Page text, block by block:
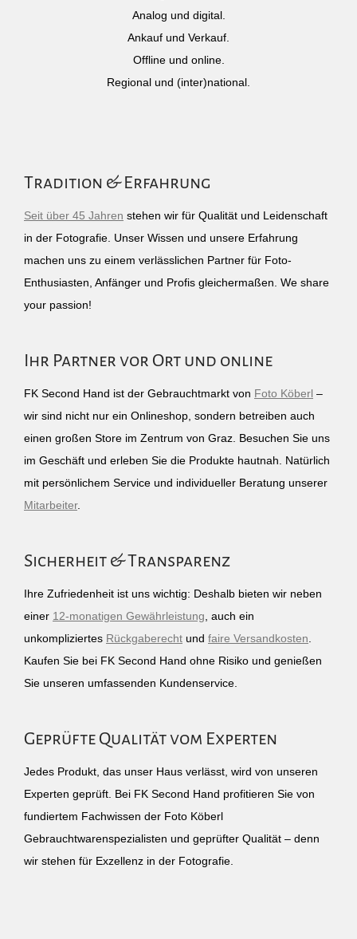
Analog und digital.
Ankauf und Verkauf.
Offline und online.
Regional und (inter)national.
Tradition & Erfahrung
Seit über 45 Jahren stehen wir für Qualität und Leidenschaft
in der Fotografie. Unser Wissen und unsere Erfahrung
machen uns zu einem verlässlichen Partner für Foto-
Enthusiasten, Anfänger und Profis gleichermaßen. We share
your passion!
Ihr Partner vor Ort und online
FK Second Hand ist der Gebrauchtmarkt von Foto Köberl –
wir sind nicht nur ein Onlineshop, sondern betreiben auch
einen großen Store im Zentrum von Graz. Besuchen Sie uns
im Geschäft und erleben Sie die Produkte hautnah. Natürlich
mit persönlichem Service und individueller Beratung unserer
Mitarbeiter.
Sicherheit & Transparenz
Ihre Zufriedenheit ist uns wichtig: Deshalb bieten wir neben
einer 12-monatigen Gewährleistung , auch ein
unkompliziertes Rückgaberecht und faire Versandkosten
Kaufen Sie bei FK Second Hand ohne Risiko und genießen
Sie unseren umfassenden Kundenservice.
Geprüfte Qualität vom Experten
Jedes Produkt, das unser Haus verlässt, wird von unseren
Experten geprüft. Bei FK Second Hand profitieren Sie von
fundiertem Fachwissen der Foto Köberl
Gebrauchtwarenspezialisten und geprüfter Qualität – denn
wir stehen für Exzellenz in der Fotografie.